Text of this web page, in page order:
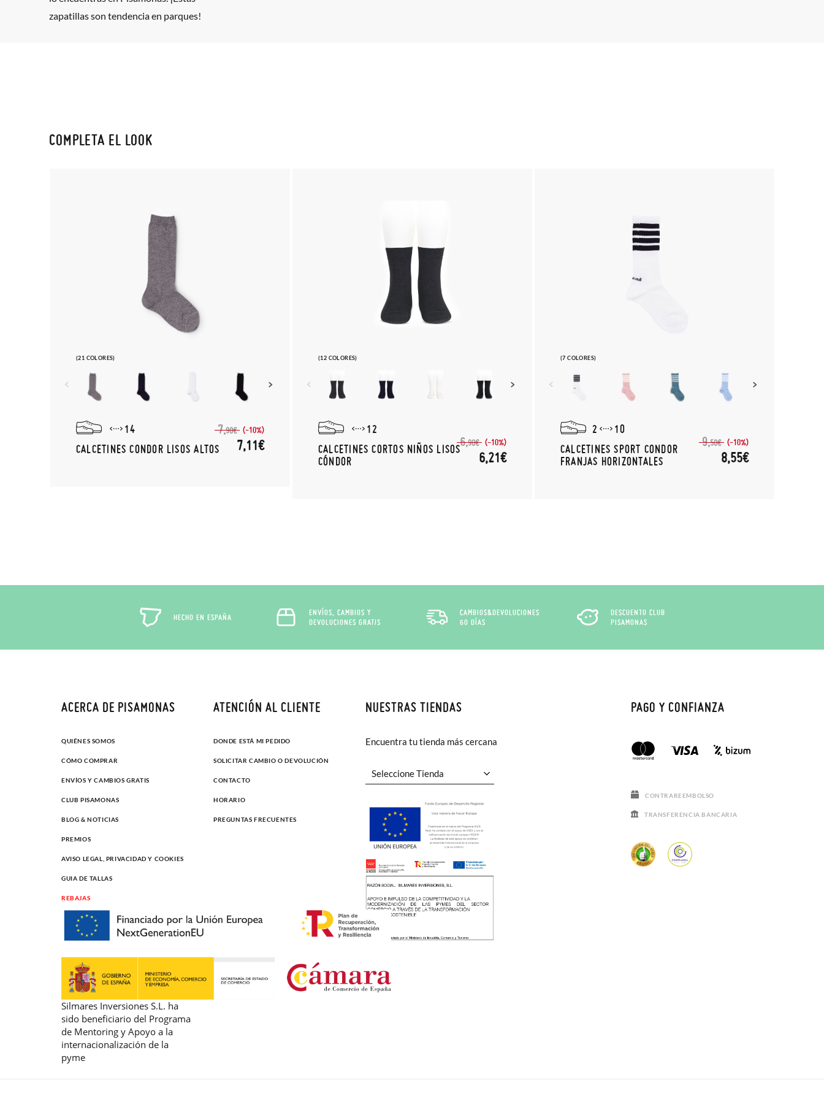
zapatillas son tendencia en parques!
COMPLETA EL LOOK
(21 COLORES)
14
CALCETINES CONDOR LISOS ALTOS
7,90€ (-10%)
7,11€
(12 COLORES)
12
CALCETINES CORTOS NIÑOS LISOS
CÓNDOR
6,90€ (-10%)
6,21€
(7 COLORES)
2
10
CALCETINES SPORT CONDOR
FRANJAS HORIZONTALES
9,50€ (-10%)
8,55€
HECHO EN ESPAÑA
ENVÍOS, CAMBIOS Y
DEVOLUCIONES GRATIS
CAMBIOS&DEVOLUCIONES
60 DÍAS
DESCUENTO CLUB
PISAMONAS
ACERCA DE PISAMONAS
QUIÉNES SOMOS
CÓMO COMPRAR
ENVÍOS Y CAMBIOS GRATIS
CLUB PISAMONAS
BLOG & NOTICIAS
PREMIOS
AVISO LEGAL, PRIVACIDAD Y COOKIES
GUIA DE TALLAS
REBAJAS
Silmares Inversiones S.L. ha
sido beneficiario del Programa
de Mentoring y Apoyo a la
internacionalización de la
pyme
ATENCIÓN AL CLIENTE
DONDE ESTÁ MI PEDIDO
SOLICITAR CAMBIO O DEVOLUCIÓN
CONTACTO
HORARIO
PREGUNTAS FRECUENTES
NUESTRAS TIENDAS
Encuentra tu tienda más cercana
PAGO Y CONFIANZA
CONTRAREEMBOLSO
TRANSFERENCIA BANCARIA